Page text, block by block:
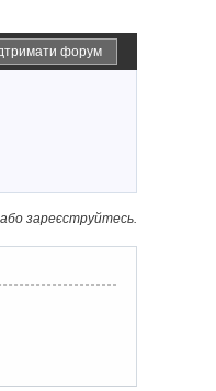
форум
або зареєструйтесь.